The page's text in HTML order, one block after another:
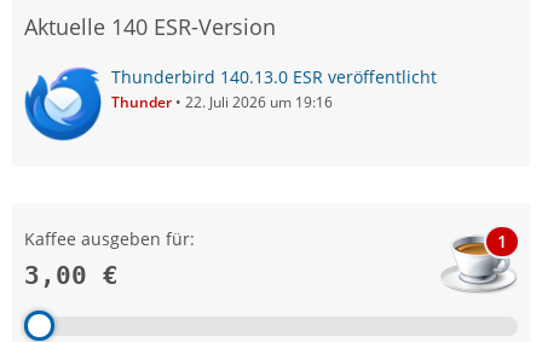
Aktuelle 140 ESR-Version
Thunderbird 140.13.0 ESR veröffentlicht
Thunder 22. Juli 2026 um 19:16
Kaffee ausgeben für:
3,00 €
1